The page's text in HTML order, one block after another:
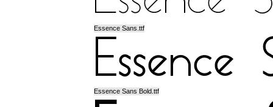
Essence Sans.ttf
Essence Sans Bold.ttf